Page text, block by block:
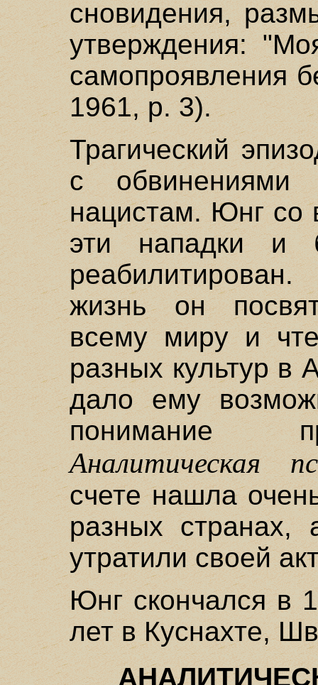
сновидения,
утверждения:
самопроявления
1961, р. 3).
Трагический
с
нацистам. Юнг со
эти нападки и
жизнь он
всему миру и
разных культур в
дало ему
понимание
Аналитическая
счете нашла
разных странах,
утратили своей
Юнг скончался в
лет в Куснахте,